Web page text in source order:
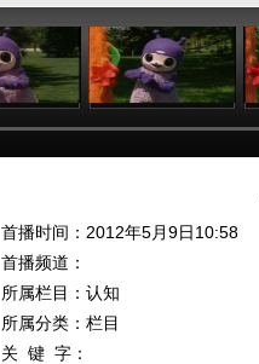
05:23 04:57
首播时间：2012年5月9日10:58
首播频道：
所属栏目： 认知
所属分类：栏目
关 键 字：